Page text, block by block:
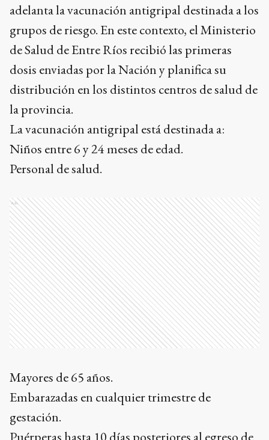
adelanta la vacunación antigripal destinada a los
grupos de riesgo. En este contexto, el Ministerio
de Salud de Entre Ríos recibió las primeras
dosis enviadas por la Nación y planifica su
distribución en los distintos centros de salud de
la provincia.
La vacunación antigripal está destinada a:
Niños entre 6 y 24 meses de edad.
Personal de salud.
Ads
Mayores de 65 años.
Embarazadas en cualquier trimestre de
gestación.